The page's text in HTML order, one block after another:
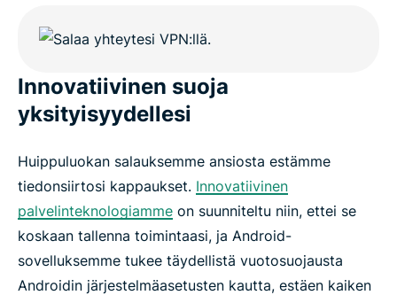
Innovatiivinen suoja
yksityisyydellesi
Huippuluokan salauksemme ansiosta estämme
tiedonsiirtosi kappaukset. Innovatiivinen
palvelinteknologiamme on suunniteltu niin, ettei se
koskaan tallenna toimintaasi, ja Android-
sovelluksemme tukee täydellistä vuotosuojausta
Androidin järjestelmäasetusten kautta, estäen kaiken